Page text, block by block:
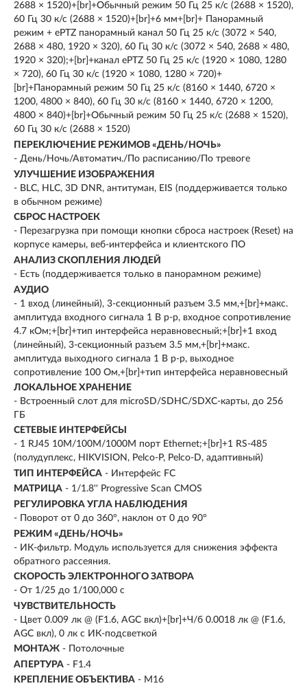
2688 × 1520)+[br]+Обычный режим 50 Гц 25 к/с (2688 × 1520),
60 Гц 30 к/с (2688 × 1520)+[br]+6 мм+[br]+ Панорамный
режим + ePTZ панорамный канал 50 Гц 25 к/с (3072 × 540,
2688 × 480, 1920 × 320), 60 Гц 30 к/с (3072 × 540, 2688 × 480,
1920 × 320);+[br]+канал ePTZ 50 Гц 25 к/с (1920 × 1080, 1280
× 720), 60 Гц 30 к/с (1920 × 1080, 1280 × 720)+
[br]+Панорамный режим 50 Гц 25 к/с (8160 × 1440, 6720 ×
1200, 4800 × 840), 60 Гц 30 к/с (8160 × 1440, 6720 × 1200,
4800 × 840)+[br]+Обычный режим 50 Гц 25 к/с (2688 × 1520),
60 Гц 30 к/с (2688 × 1520)
ПЕРЕКЛЮЧЕНИЕ РЕЖИМОВ «ДЕНЬ/НОЧЬ»
- День/Ночь/Автоматич./По расписанию/По тревоге
УЛУЧШЕНИЕ ИЗОБРАЖЕНИЯ
- BLC, HLC, 3D DNR, антитуман, EIS (поддерживается только
в обычном режиме)
СБРОС НАСТРОЕК
- Перезагрузка при помощи кнопки сброса настроек (Reset) на
корпусе камеры, веб-интерфейса и клиентского ПО
АНАЛИЗ СКОПЛЕНИЯ ЛЮДЕЙ
- Есть (поддерживается только в панорамном режиме)
АУДИО
- 1 вход (линейный), 3-секционный разъем 3.5 мм,+[br]+макс.
амплитуда входного сигнала 1 В p-p, входное сопротивление
4.7 кОм;+[br]+тип интерфейса неравновесный;+[br]+1 вход
(линейный), 3-секционный разъем 3.5 мм,+[br]+макс.
амплитуда выходного сигнала 1 В p-p, выходное
сопротивление 100 Ом,+[br]+тип интерфейса неравновесный
ЛОКАЛЬНОЕ ХРАНЕНИЕ
- Встроенный слот для microSD/SDHC/SDXC-карты, до 256
ГБ
СЕТЕВЫЕ ИНТЕРФЕЙСЫ
- 1 RJ45 10M/100M/1000M порт Ethernet;+[br]+1 RS-485
(полудуплекс, HIKVISION, Pelco-P, Pelco-D, адаптивный)
ТИП ИНТЕРФЕЙСА - Интерфейс FC
МАТРИЦА - 1/1.8'' Progressive Scan CMOS
РЕГУЛИРОВКА УГЛА НАБЛЮДЕНИЯ
- Поворот от 0 до 360°, наклон от 0 до 90°
РЕЖИМ «ДЕНЬ/НОЧЬ»
- ИК-фильтр. Модуль используется для снижения эффекта
обратного рассеяния.
СКОРОСТЬ ЭЛЕКТРОННОГО ЗАТВОРА
- От 1/25 до 1/100,000 с
ЧУВСТВИТЕЛЬНОСТЬ
- Цвет 0.009 лк @ (F1.6, AGC вкл)+[br]+Ч/б 0.0018 лк @ (F1.6,
AGC вкл), 0 лк с ИК-подсветкой
МОНТАЖ - Потолочные
АПЕРТУРА - F1.4
КРЕПЛЕНИЕ ОБЪЕКТИВА - M16